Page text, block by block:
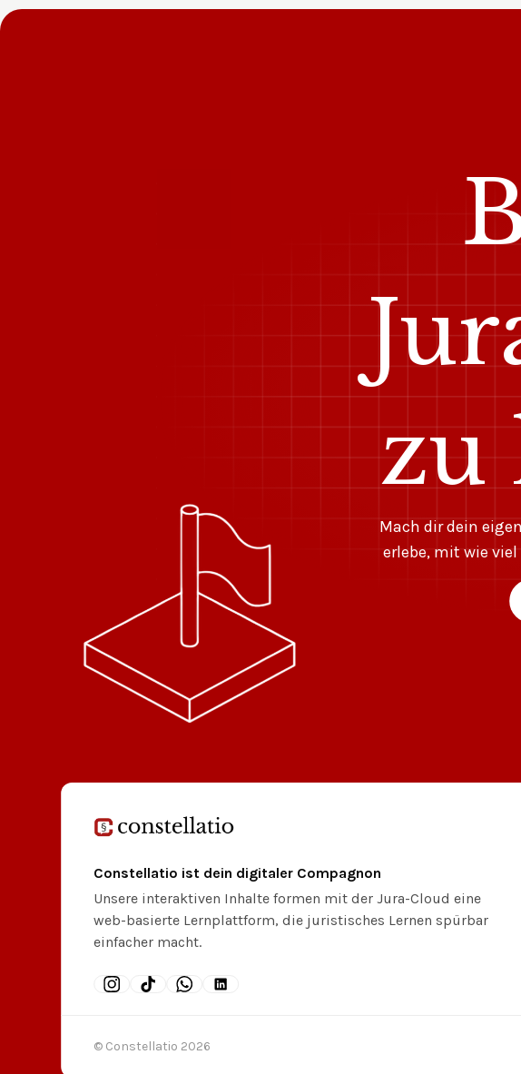
zu
Mach dir dein
erlebe, mit wie
Constellatio ist dein digitaler Compagnon
Unsere interaktiven Inhalte formen mit der Jura-Cloud eine
web-basierte Lernplattform, die juristisches Lernen spürbar
einfacher macht.
© Constellatio 2026